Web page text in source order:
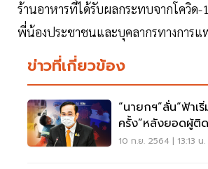
ร้านอาหารที่ได้รับผลกระทบจากโควิด-
พี่น้องประชาชนและบุคลากรทางการแ
ข่าวที่เกี่ยวข้อง
“นายกฯ”ลั่น“ฟ้าเ
ครั้ง”หลังยอดผู้ติ
ต่อเนื่อง
10 ก.ย. 2564 | 13:13 น.